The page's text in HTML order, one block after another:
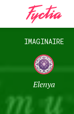
IMAGINAIRE
Elenya